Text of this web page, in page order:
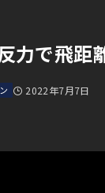
力で飛距
2022年7月7日